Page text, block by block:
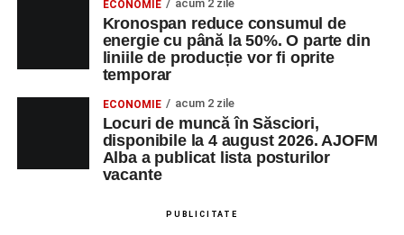
Ultimele știri din Sebeș
Primăria Sebeș a decis să reducă intensitatea
iluminatului public pe timpul nopții, în contextul
apelului la economii al Guvernului Bolojan
Duminică, 23 august 2026, Râpa Roșie găzduiește
ECONOMIE acum 2 zile
Kronospan reduce consumul de
energie cu până la 50%. O parte din
liniile de producție vor fi oprite
temporar
ECONOMIE acum 2 zile
Locuri de muncă în Săsciori,
disponibile la 4 august 2026. AJOFM
Alba a publicat lista posturilor
vacante
PUBLICITATE